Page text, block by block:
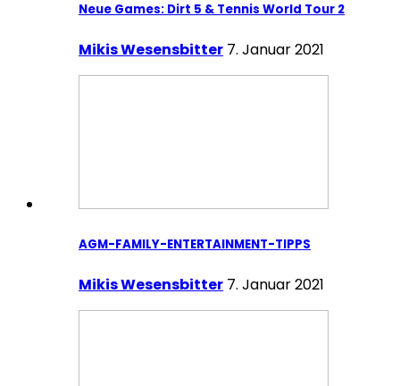
Neue Games: Dirt 5 & Tennis World Tour 2
Mikis Wesensbitter 7. Januar 2021
AGM-FAMILY-ENTERTAINMENT-TIPPS
Mikis Wesensbitter 7. Januar 2021